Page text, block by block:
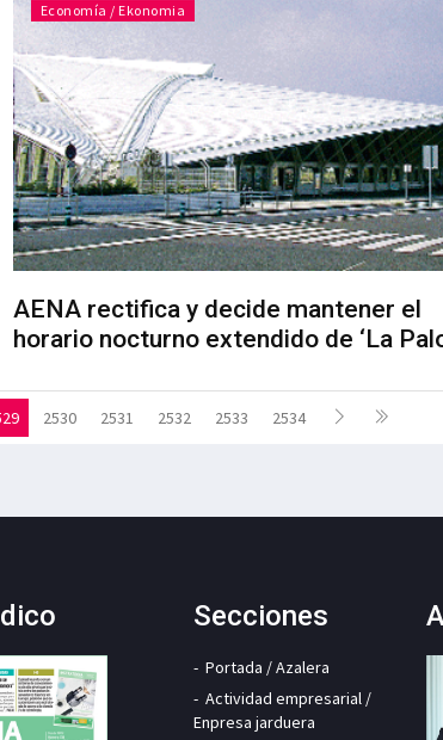
Economía / Ekonomia
AENA rectifica y decide mantener el
horario nocturno extendido de ‘La
2530 2531 2532 2533 2534
Secciones
Portada / Azalera
Actividad empresarial /
Enpresa jarduera